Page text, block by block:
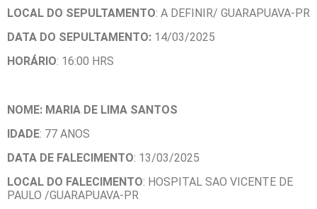
LOCAL DO SEPULTAMENTO: A DEFINIR/ GUARAPUAVA-PR
DATA DO SEPULTAMENTO: 14/03/2025
HORÁRIO: 16:00 HRS
NOME: MARIA DE LIMA SANTOS
IDADE: 77 ANOS
DATA DE FALECIMENTO: 13/03/2025
LOCAL DO FALECIMENTO: HOSPITAL SAO VICENTE DE
PAULO /GUARAPUAVA-PR